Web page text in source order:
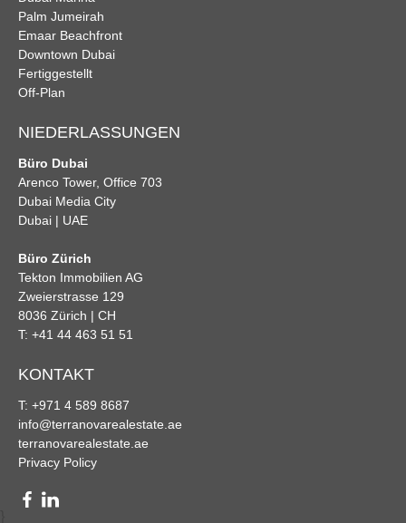
Palm Jumeirah
Emaar Beachfront
Downtown Dubai
Fertiggestellt
Off-Plan
NIEDERLASSUNGEN
Büro Dubai
Arenco Tower, Office 703
Dubai Media City
Dubai | UAE
Büro Zürich
Tekton Immobilien AG
Zweierstrasse 129
8036 Zürich | CH
T: +41 44 463 51 51
KONTAKT
T: +971 4 589 8687
info@terranovarealestate.ae
terranovarealestate.ae
Privacy Policy